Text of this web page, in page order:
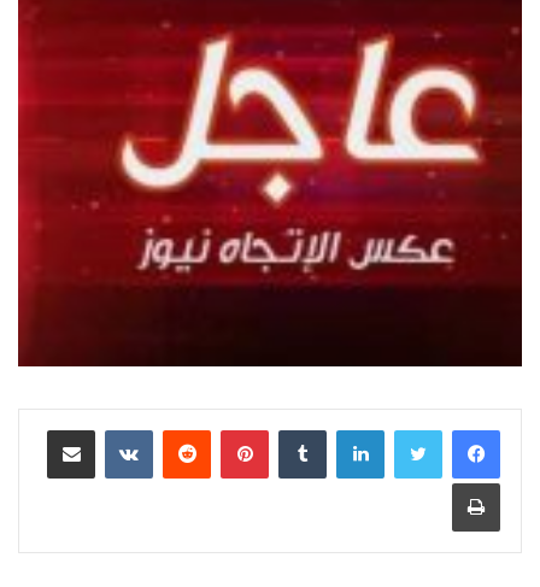
لينكدإن بينتيريست